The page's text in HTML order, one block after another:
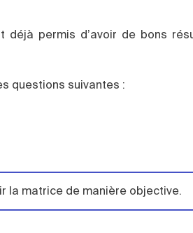
permis d’avoir de bons
questions suivantes :
la matrice de manière objective.